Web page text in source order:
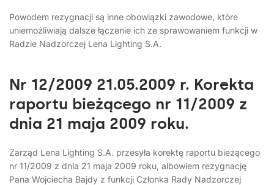
Powodem rezygnacji są inne obowiązki zawodowe, które
uniemożliwiają dalsze łączenie ich ze sprawowaniem funkcji w
Radzie Nadzorczej Lena Lighting S.A.
Nr 12/2009 21.05.2009 r. Korekta
raportu bieżącego nr 11/2009 z
dnia 21 maja 2009 roku.
Zarząd Lena Lighting S.A. przesyła korektę raportu bieżącego
nr 11/2009 z dnia 21 maja 2009 roku, albowiem rezygnację
Pana Wojciecha Bajdy z funkcji Członka Rady Nadzorczej